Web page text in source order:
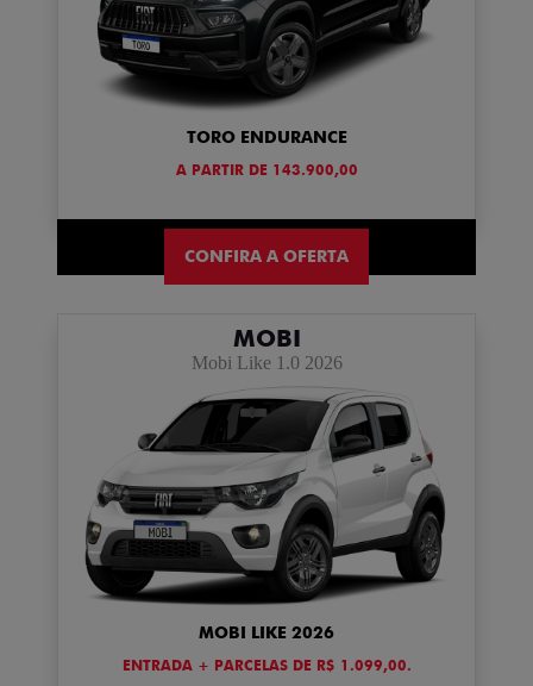
TORO ENDURANCE
A PARTIR DE 143.900,00
CONFIRA A OFERTA
MOBI
Mobi Like 1.0 2026
MOBI LIKE 2026
ENTRADA + PARCELAS DE R$ 1.099,00.